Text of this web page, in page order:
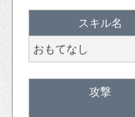
スキル名
おもてなし
攻撃